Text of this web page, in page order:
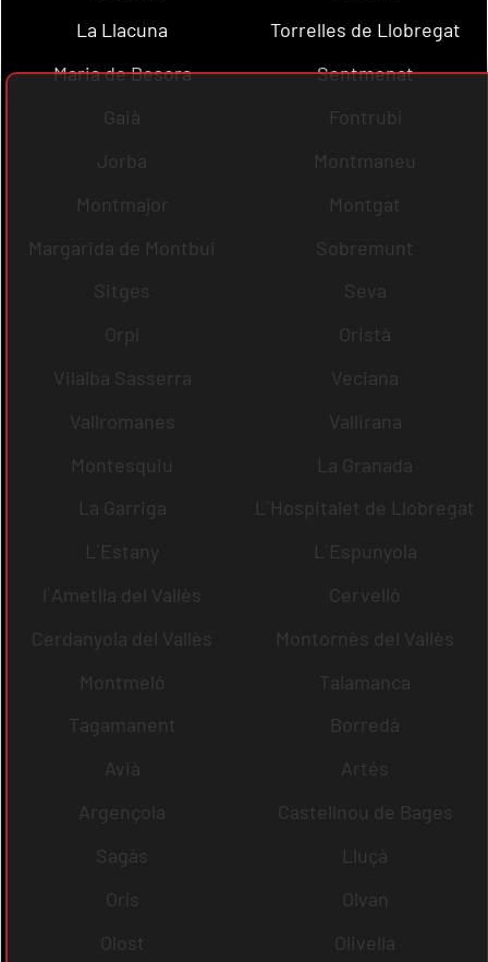
La Llacuna
Torrelles de Llobregat
Maria de Besora
Sentmenat
Gaià
Fontrubí
Jorba
Montmaneu
Montmajor
Montgat
Margarida de Montbui
Sobremunt
Sitges
Seva
Orpí
Oristà
Vilalba Sasserra
Veciana
Vallromanes
Vallirana
Montesquiu
La Granada
La Garriga
L´Hospitalet de Llobregat
L´Estany
L´Espunyola
l´Ametlla del Vallès
Cervelló
Cerdanyola del Vallès
Montornès del Vallès
Montmeló
Talamanca
Tagamanent
Borredà
Avià
Artés
Argençola
Castellnou de Bages
Sagàs
Lluçà
Orís
Olvan
Olost
Olivella